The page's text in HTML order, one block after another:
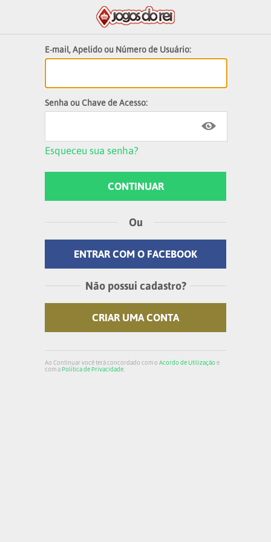
E-mail, Apelido ou Número de Usuário:
Senha ou Chave de Acesso:
Esqueceu sua senha?
Ou
ENTRAR COM O FACEBOOK
Não possui cadastro?
CRIAR UMA CONTA
Ao Continuar você terá concordado com o Acordo de Utilização e
com aPolítica de Privacidade